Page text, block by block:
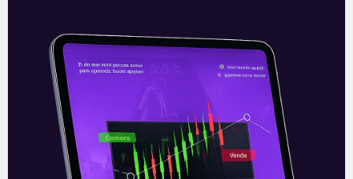
Spin-off: O Que É [Análise do
Spin-off do Pão de Açúcar]
Recentemente, ocorreu o Spin-off das